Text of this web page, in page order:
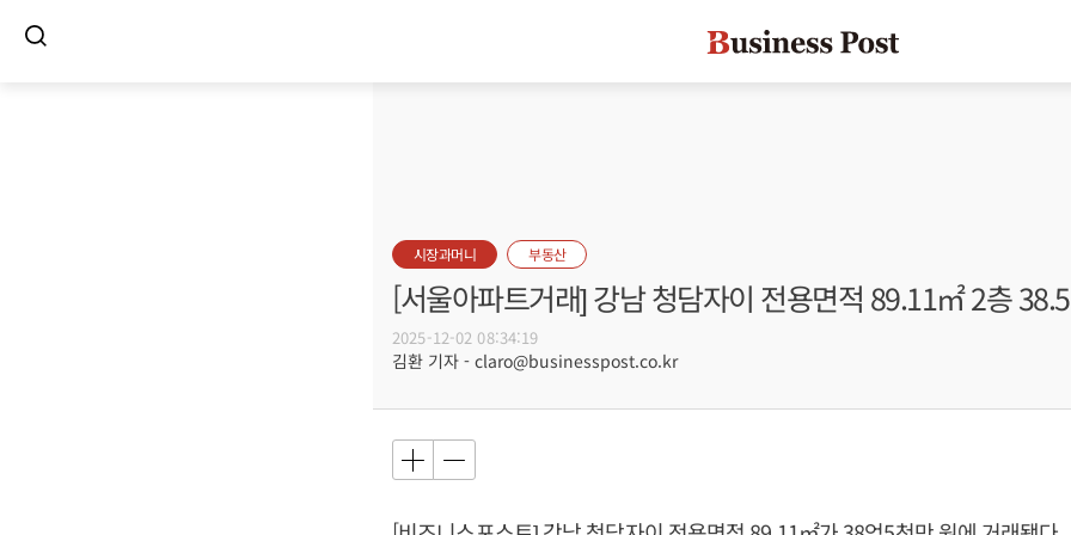
시장과머니 부동산
[서울아파트거래] 강남 청담자이 전용면적 89.11㎡ 2층
2025-12-02 08:34:19
김환 기자 - claro@businesspost.co.kr